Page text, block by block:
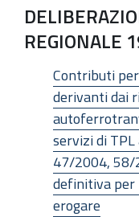
REGIONALE
Contributi
derivanti dai
servizi di
47/2004, 58/
definitiva per
erogare